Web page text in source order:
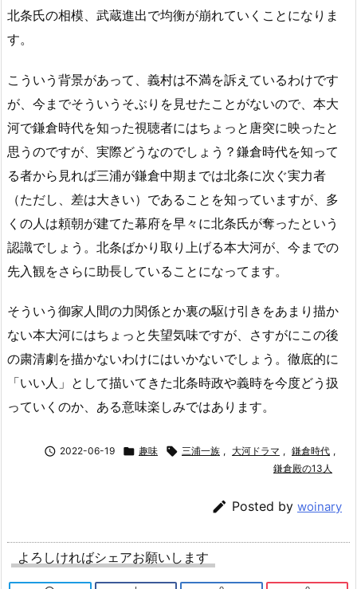
北条氏の相模、武蔵進出で均衡が崩れていくことになりま
す。
こういう背景があって、義村は不満を訴えているわけです
が、今までそういうそぶりを見せたことがないので、本大
河で鎌倉時代を知った視聴者にはちょっと唐突に映ったと
思うのですが、実際どうなのでしょう？鎌倉時代を知って
る者から見れば三浦が鎌倉中期までは北条に次ぐ実力者
（ただし、差は大きい）であることを知っていますが、多
くの人は頼朝が建てた幕府を早々に北条氏が奪ったという
認識でしょう。北条ばかり取り上げる本大河が、今までの
先入観をさらに助長していることになってます。
そういう御家人間の力関係とか裏の駆け引きをあまり描か
ない本大河にはちょっと失望気味ですが、さすがにこの後
の粛清劇を描かないわけにはいかないでしょう。徹底的に
「いい人」として描いてきた北条時政や義時を今度どう扱
っていくのか、ある意味楽しみではあります。
 2022-06-19  趣味  三浦一族 , 大河ドラマ , 鎌倉時代 ,
鎌倉殿の13人
 Posted by woinary
よろしければシェアお願いします